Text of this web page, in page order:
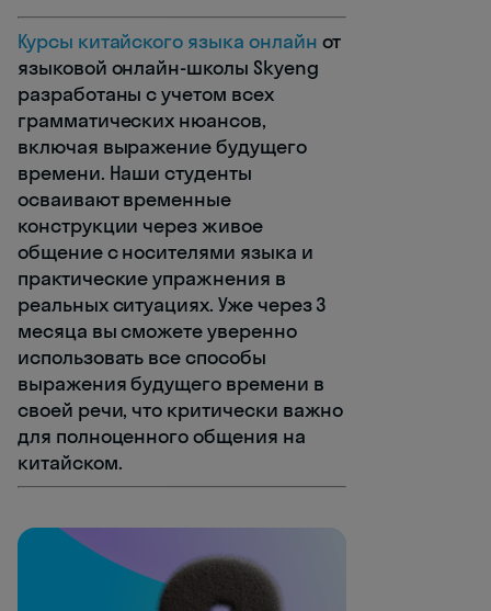
Курсы китайского языка онлайн от
языковой онлайн-школы Skyeng
разработаны с учетом всех
грамматических нюансов,
включая выражение будущего
времени. Наши студенты
осваивают временные
конструкции через живое
общение с носителями языка и
практические упражнения в
реальных ситуациях. Уже через 3
месяца вы сможете уверенно
использовать все способы
выражения будущего времени в
своей речи, что критически важно
для полноценного общения на
китайском.